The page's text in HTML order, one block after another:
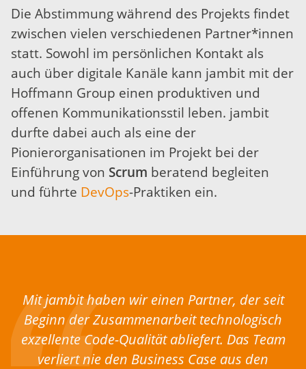
Die Abstimmung während des Projekts findet
zwischen vielen verschiedenen Partner*innen
statt. Sowohl im persönlichen Kontakt als
auch über digitale Kanäle kann jambit mit der
Hoffmann Group einen produktiven und
offenen Kommunikationsstil leben. jambit
durfte dabei auch als eine der
Pionierorganisationen im Projekt bei der
Einführung von Scrum beratend begleiten
und führte DevOps-Praktiken ein.
Mit jambit haben wir einen Partner, der seit
Beginn der Zusammenarbeit technologisch
exzellente Code-Qualität abliefert. Das Team
verliert nie den Business Case aus den